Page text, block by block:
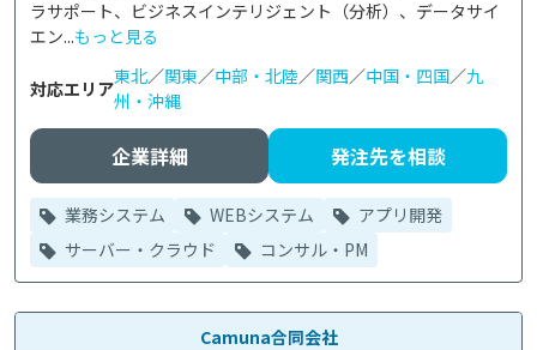
ラサポート、ビジネスインテリジェント（分析）、データサイ
エン...もっと見る
対応エリア
東北／関東／中部・北陸／関西／中国・四国／九
州・沖縄
企業詳細 発注先を相談
業務システム WEBシステム
アプリ開発
サーバー・クラウド
コンサル・PM
Camuna合同会社